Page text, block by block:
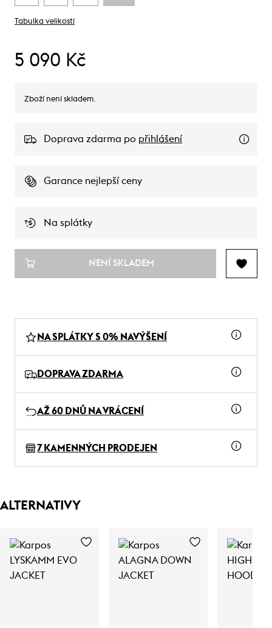
Tabulka velikostí
5 090 Kč
Zboží není skladem.
Doprava zdarma po přihlášení
Garance nejlepší ceny
Na splátky
NENÍ SKLADEM
NA SPLÁTKY S 0% NAVÝŠENÍ
DOPRAVA ZDARMA
AŽ 60 DNŮ NA VRÁCENÍ
7 KAMENNÝCH PRODEJEN
ALTERNATIVY